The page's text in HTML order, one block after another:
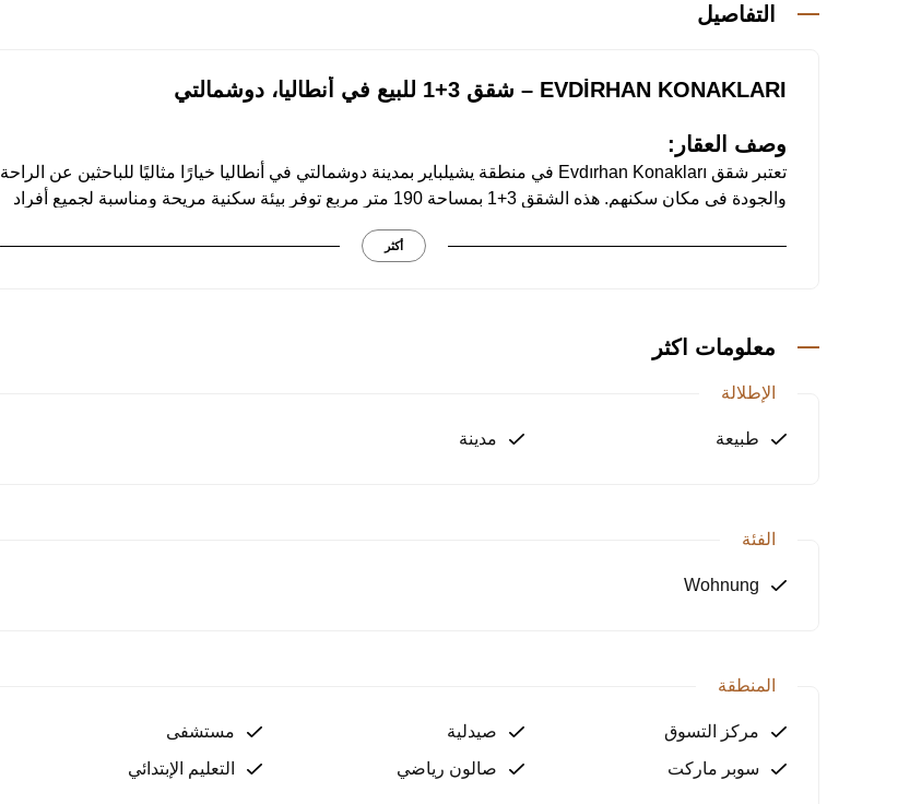
التفاصيل
EVDİRHAN KONAKLARI – شقق 3+1 للبيع في أنطاليا، دوشمالتي
وصف العقار:
تعتبر شقق Evdırhan Konakları في منطقة يشيلباير بمدينة دوشمالتي في أنطاليا خيارًا مثاليًا للباحثين عن الراحة
والجودة في مكان سكنهم. هذه الشقق 3+1 بمساحة 190 متر مربع توفر بيئة سكنية مريحة ومناسبة لجميع أفراد
المزايا والخدمات:
• نظام كاميرات مراقبة على مدار الساعة طوال أيام الأسبوع – ضمان الأمان والراحة
• نظام الصواعق – توفير الأمان في حالات الطقس العاصف
• مدخل موقع ديكوري لخدمة الأمن – يضمن وصول آمن لجميع المقيمين
سنة البناء:
أكثر
معلومات اكثر
الإطلالة
طبيعة مدينة
الفئة
Wohnung
المنطقة
مركز التسوق صيدلية
مستشفى
سوبر ماركت
صالون رياضي التعليم الإبتدائي